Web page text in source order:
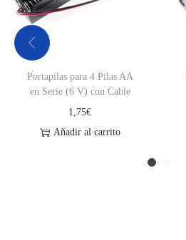
Portapilas para 4 Pilas AA
en Serie (6 V) con Cable
1,75€
Añadir al carrito